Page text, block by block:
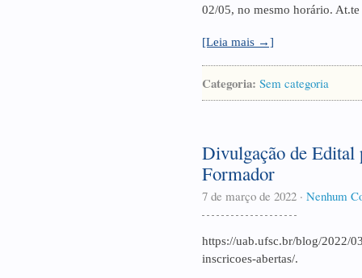
02/05, no mesmo horário. At.te
[Leia mais →]
Categoria: Sem categoria
Divulgação de Edital
Formador
7 de março de 2022 · Nenhum
https://uab.ufsc.br/blog/2022/
inscricoes-abertas/.